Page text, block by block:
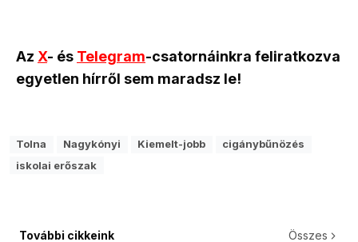
Az X- és Telegram-csatornáinkra feliratkozva
egyetlen hírről sem maradsz le!
Tolna Nagykónyi Kiemelt-jobb
cigánybűnözés
iskolai erőszak
További cikkeink Összes